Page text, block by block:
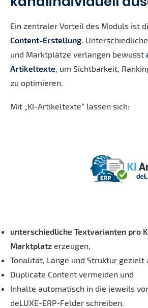
Ein zentraler Vorteil des Moduls ist
Content-Erstellung.
und Marktplätze verlangen bewusst
Artikeltexte, um Sichtbarkeit,
zu optimieren.
Mit „KI-Artikeltexte“ lassen sich:
unterschiedliche Textvarianten pro
Marktplatz erzeugen,
Tonalität, Länge und Struktur gezielt
Duplicate Content vermeiden und
Inhalte automatisch in die jeweils
deLUXE-ERP-Felder schreiben.